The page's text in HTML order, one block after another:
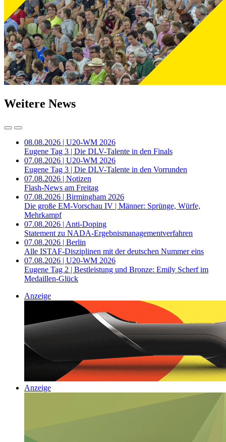
Weitere News
08.08.2026 | U20-WM 2026
Eugene Tag 3 | Die DLV-Talente in den Finals
07.08.2026 | U20-WM 2026
Eugene Tag 3 | Die DLV-Talente in den Vorrunden
07.08.2026 | Notizen
Flash-News am Freitag
07.08.2026 | Birmingham 2026
Die große EM-Vorschau IV | Männer: Sprünge, Würfe,
Mehrkampf
07.08.2026 | Anti-Doping
Statement zu NADA-Ergebnismanagementverfahren
07.08.2026 | Berlin
Alle ISTAF-Disziplinen mit der deutschen Nummer eins
07.08.2026 | U20-WM 2026
Eugene Tag 2 | Bestleistung und Bronze: Emily Scherf im
Medaillen-Glück
Anzeige
Anzeige